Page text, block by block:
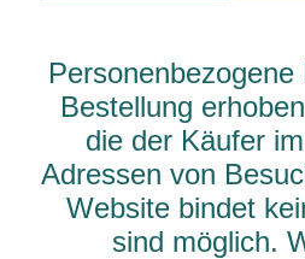
Bestellung
die der Käufer
Adressen von
Website bindet
sind möglich.